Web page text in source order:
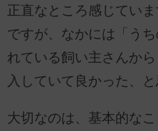
正直なところ感じていま
ですが、なかには「う
れている飼い主さんか
入していて良かった、
大切なのは、基本的な